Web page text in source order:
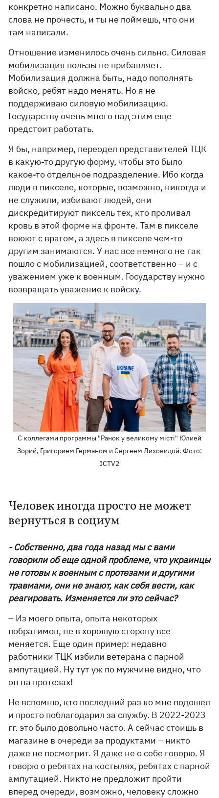
конкретно написано. Можно буквально два
слова не прочесть, и ты не поймешь, что они
там написали.
Отношение изменилось очень сильно. Силовая
мобилизация пользы не прибавляет.
Мобилизация должна быть, надо пополнять
войско, ребят надо менять. Но я не
поддерживаю силовую мобилизацию.
Государству очень много над этим еще
предстоит работать.
Я бы, например, переодел представителей ТЦК
в какую-то другую форму, чтобы это было
какое-то отдельное подразделение. Ибо когда
люди в пикселе, которые, возможно, никогда и
не служили, избивают людей, они
дискредитируют пиксель тех, кто проливал
кровь в этой форме на фронте. Там в пикселе
воюют с врагом, а здесь в пикселе чем-то
другим занимаются. У нас все немного не так
пошло с мобилизацией, соответственно – и с
уважением уже к военным. Государству нужно
возвращать уважение к войску.
С коллегами программы "Ранок у великому місті" Юлией
Зорий, Григорием Германом и Сергеем Лиховидой. Фото:
ICTV2
Человек иногда просто не может
вернуться в социум
- Собственно, два года назад мы с вами
говорили об еще одной проблеме, что украинцы
не готовы к военным с протезами и другими
травмами, они не знают, как себя вести, как
реагировать. Изменяется ли это сейчас?
– Из моего опыта, опыта некоторых
побратимов, не в хорошую сторону все
меняется. Еще один пример: недавно
работники ТЦК избили ветерана с парной
ампутацией. Ну тут уж по мужчине видно, что
он на протезах!
Не вспомню, кто последний раз ко мне подошел
и просто поблагодарил за службу. В 2022-2023
гг. это было довольно часто. А сейчас стоишь в
магазине в очереди за продуктами – никто
даже не посмотрит. Я даже не о себе говорю. Я
говорю о ребятах на костылях, ребятах с парной
ампутацией. Никто не предложит пройти
вперед очереди, возможно, человеку сложно